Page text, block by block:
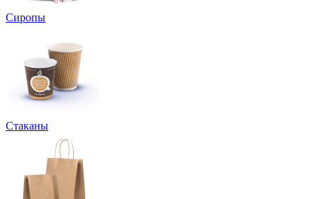
Сиропы
Стаканы